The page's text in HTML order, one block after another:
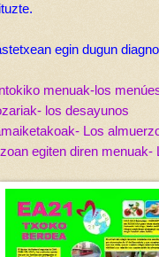
egin dugun
menuak-los
los desayunos
Los
egiten diren menuak-